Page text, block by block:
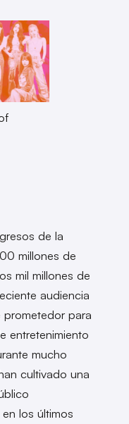
de la
millones de
mil millones de
audiencia
prometedor para
entretenimiento
mucho
cultivado una
los últimos